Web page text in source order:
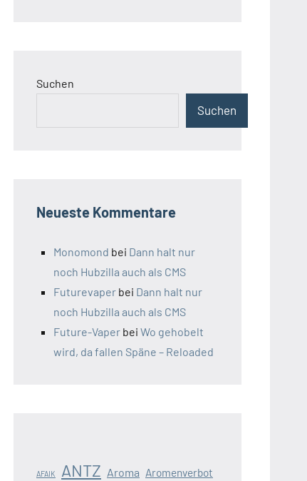
Suchen
Suchen
Neueste Kommentare
Monomond bei Dann halt nur
noch Hubzilla auch als CMS
Futurevaper bei Dann halt nur
noch Hubzilla auch als CMS
Future-Vaper bei Wo gehobelt
wird, da fallen Späne – Reloaded
AFAIK ANTZ Aroma Aromenverbot